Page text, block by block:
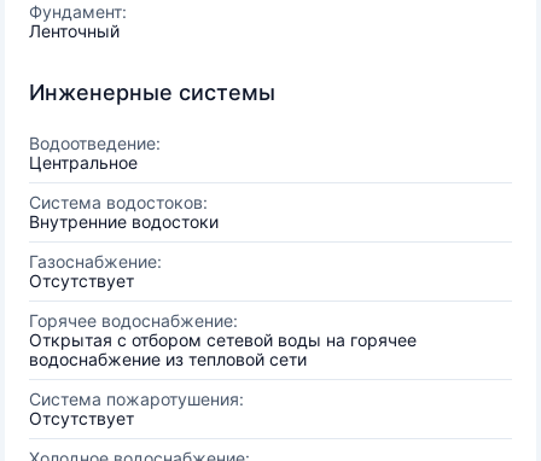
Фундамент:
Ленточный
Инженерные системы
Водоотведение:
Центральное
Система водостоков:
Внутренние водостоки
Газоснабжение:
Отсутствует
Горячее водоснабжение:
Открытая с отбором сетевой воды на горячее
водоснабжение из тепловой сети
Система пожаротушения:
Отсутствует